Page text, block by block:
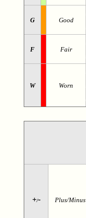
G Good
F Fair
W Worn
+/- Plus/Minus